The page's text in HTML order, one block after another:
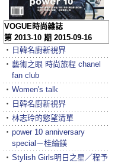
VOGUE時尚雜誌
第 2013-10 期 2015-09-16
‧ 日韓名廚新視界
‧ 藝術之眼 時尚旅程 chanel
fan club
‧ Women's talk
‧ 日韓名廚新視界
‧ 林志玲的慾望清單
‧ power 10 anniversary
special－桂綸鎂
‧ Stylish Girls明日之星／程予